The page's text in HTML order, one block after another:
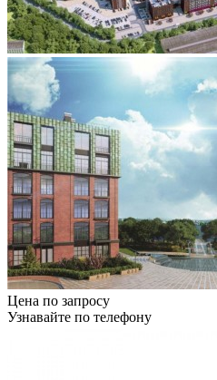
Цена по запросу
Узнавайте по телефону